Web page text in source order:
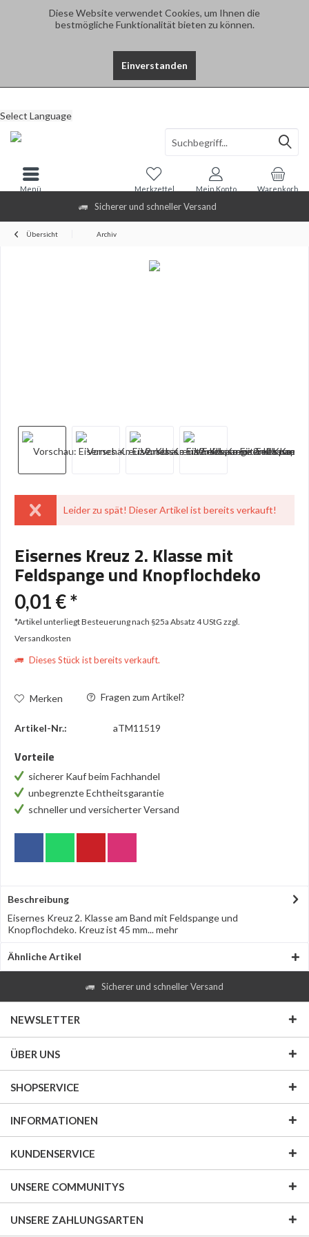
Diese Website verwendet Cookies, um Ihnen die
bestmögliche Funktionalität bieten zu können.
Einverstanden
Sicherer und schneller Versand
Select Language
Warenkorb
Merkzettel Mein Konto
Menü
Übersicht Archiv
Leider zu spät! Dieser Artikel ist bereits verkauft!
Eisernes Kreuz 2. Klasse mit
Feldspange und Knopflochdeko
0,01 € *
*Artikel unterliegt Besteuerung nach §25a Absatz 4 UStG zzgl.
Versandkosten
Dieses Stück ist bereits verkauft.
Merken Fragen zum Artikel?
Artikel-Nr.: aTM11519
Vorteile
sicherer Kauf beim Fachhandel
unbegrenzte Echtheitsgarantie
schneller und versicherter Versand
Beschreibung
Eisernes Kreuz 2. Klasse am Band mit Feldspange und
Knopflochdeko. Kreuz ist 45 mm...mehr
Ähnliche Artikel
Sicherer und schneller Versand
NEWSLETTER
ÜBER UNS
SHOPSERVICE
INFORMATIONEN
KUNDENSERVICE
UNSERE COMMUNITYS
UNSERE ZAHLUNGSARTEN